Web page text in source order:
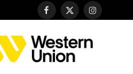
Facebook
X
Instagram